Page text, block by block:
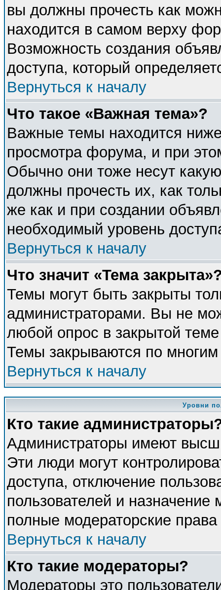
вы должны прочесть как
находится в самом верху
Возможность создания
доступа, который
Вернуться к началу
Что такое «Важная тема»?
Важные темы находится
просмотра форума, и при
Обычно они тоже несут
должны прочесть их, как
же как и при создании
необходимый уровень
Вернуться к началу
Что значит «Тема
Темы могут быть закрыты
администраторами. Вы не
любой опрос в закрытой
Темы закрываются по
Вернуться к началу
Уровни
Кто такие
Администраторы имеют
Эти люди могут
доступа, отключение
пользователей и
полные модераторские
Вернуться к началу
Кто такие модераторы?
Модераторы это